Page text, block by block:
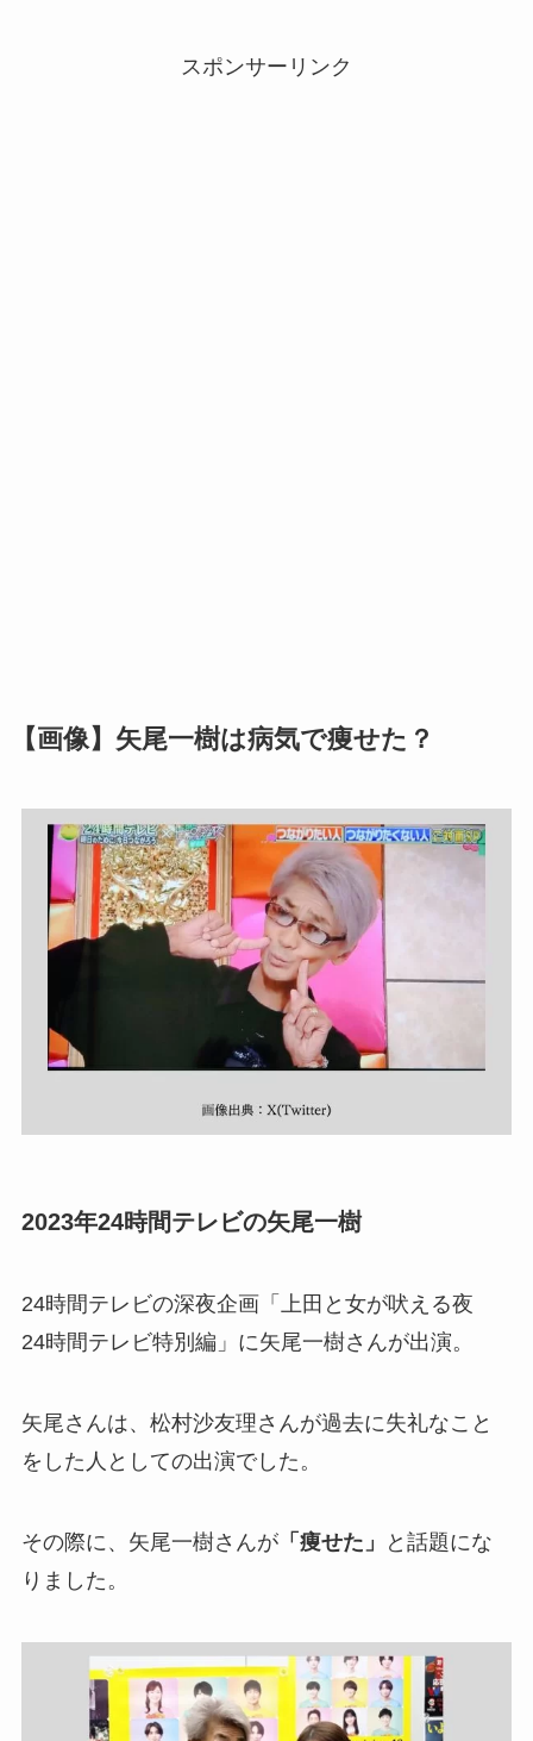
スポンサーリンク
【画像】矢尾一樹は病気で痩せた？
2023年24時間テレビの矢尾一樹
24時間テレビの深夜企画「上田と女が吠える夜
24時間テレビ特別編」に矢尾一樹さんが出演。
矢尾さんは、松村沙友理さんが過去に失礼なこと
をした人としての出演でした。
その際に、矢尾一樹さんが「痩せた」
と話題にな
りました。